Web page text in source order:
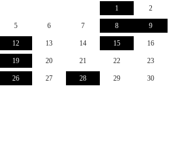
1 2
5 6 7 8 9
12 13 14 15 16
19 20 21 22 23
26 27 28 29 30